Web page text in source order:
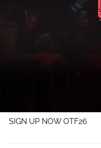
SIGN UP NOW OTF26